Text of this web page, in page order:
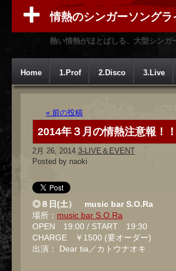
情熱のシンガーソング
熱い情熱がほとばしる、大型シン
Home 1.Prof 2.Disco 3.Live
« 前の投稿
2014年３月の情熱注意報！！
2月 26, 2014 3-LIVE＆EVENT
Posted by naoki
◎８日(土） music bar S.O.Ra
場所： music bar S.O.Ra
OPEN 19:00 / START 19:30
CHARGE ￥1500 (要オーダー)
出演： Dear tia／カトウナオキ